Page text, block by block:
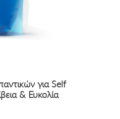
για Self
& Ευκολία